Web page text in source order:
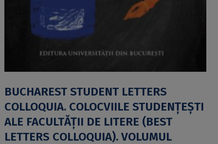
BUCHAREST STUDENT LETTERS
COLLOQUIA. COLOCVIILE STUDENŢEŞTI
ALE FACULTĂŢII DE LITERE (BEST
LETTERS COLLOQUIA). VOLUMUL